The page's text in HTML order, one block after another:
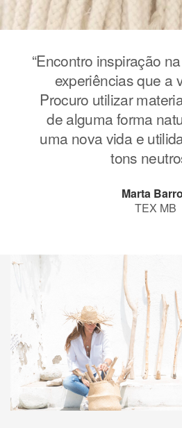
“Encontro inspiração
experiências que a
Procuro utilizar
de alguma forma
uma nova vida e
tons
Marta
TEX MB